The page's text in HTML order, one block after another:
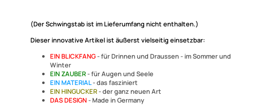
(Der Schwingstab ist im Lieferumfang nicht enthalten.)
Dieser innovative Artikel ist äußerst vielseitig einsetzbar:
EIN BLICKFANG- für Drinnen und Draussen - im Sommer und
Winter
EIN ZAUBER- für Augen und Seele
EIN MATERIAL- das fasziniert
EIN HINGUCKER- der ganz neuen Art
DAS DESIGN- Made in Germany